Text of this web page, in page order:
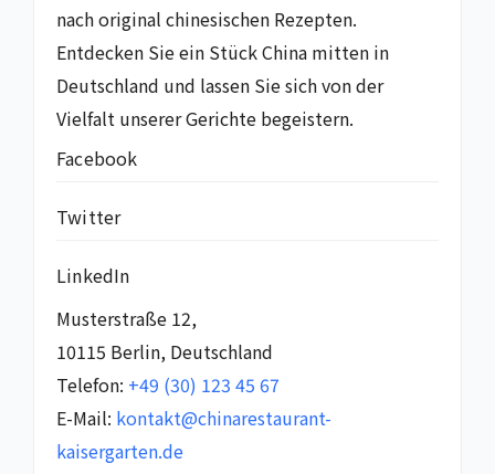
nach original chinesischen Rezepten.
Entdecken Sie ein Stück China mitten in
Deutschland und lassen Sie sich von der
Vielfalt unserer Gerichte begeistern.
Facebook
Twitter
LinkedIn
Musterstraße 12,
10115 Berlin, Deutschland
Telefon: +49 (30) 123 45 67
E-Mail: kontakt@chinarestaurant-
kaisergarten.de